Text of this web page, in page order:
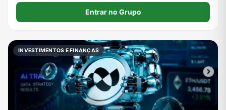
Entrar no Grupo
INVESTIMENTOS E FINANÇAS